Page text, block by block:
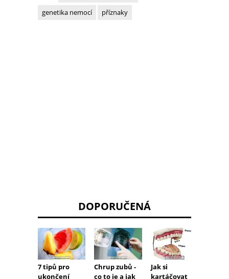
genetika nemocí
příznaky
DOPORUČENÁ
7 tipů pro
ukončení
Chrup zubů -
co to je a jak
Jak si
kartáčovat